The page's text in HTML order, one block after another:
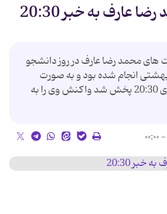
عارف به خبر 20:30
محمد رضا عارف در روز دانشجو
انجام شده بود و به صورت
گزینشی از بخش خبری 20:30 پخش شد واکنش وی را به